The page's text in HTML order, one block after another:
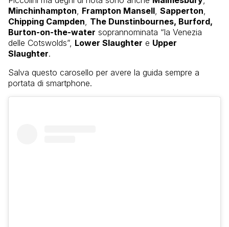
Minchinhampton Frampton Mansell Sapperton
Chipping Campden The Dunstinbournes, Burford,
Burton-on-the-water soprannominata “la Venezia
delle Cotswolds”, Lower Slaughter e Upper
Slaughter.
Salva questo carosello per avere la guida sempre a
portata di smartphone.